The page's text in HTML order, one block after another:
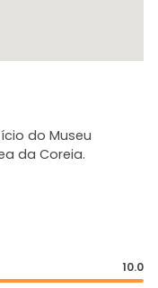
do Museu
da Coreia.
10.0